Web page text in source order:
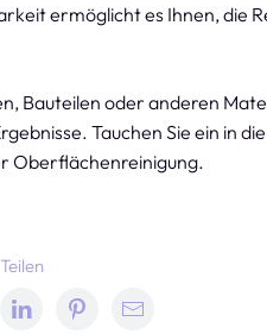
ermöglicht es Ihnen, die
Bauteilen oder anderen
Tauchen Sie ein in
Oberflächenreinigung.
Teilen